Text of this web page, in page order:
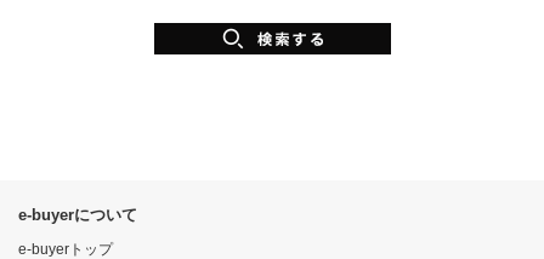
e-buyerについて
e-buyerトップ